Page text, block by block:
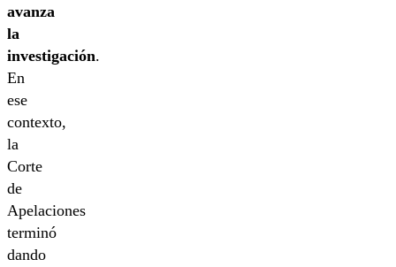
avanza
la
investigación.
En
ese
contexto,
la
Corte
de
Apelaciones
terminó
dando